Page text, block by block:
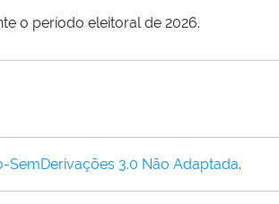
o período eleitoral de 2026.
3.0 Não Adaptada.